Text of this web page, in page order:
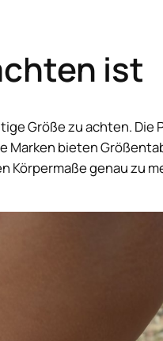
ist
Größe zu achten. Die
Marken bieten
Körpermaße genau zu